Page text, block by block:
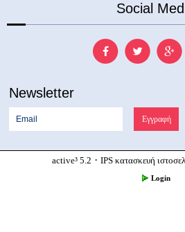
Social
Newsletter
active³ 5.2 · IPS κατασκευή
Login